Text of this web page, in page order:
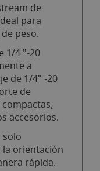
de
para
peso.
1/4 "-20
a
de 1/4" -20
de
accesorios.
solo
orientación
rápida.